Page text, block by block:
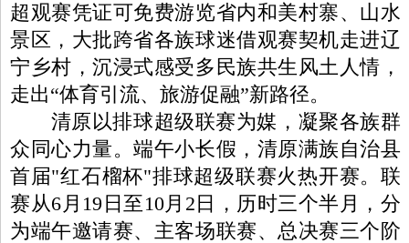
超观赛凭证可免费游览省内和美村寨、山水
景区，大批跨省各族球迷借观赛契机走进辽
宁乡村，沉浸式感受多民族共生风土人情，
走出“体育引流、旅游促融”新路径。
清原以排球超级联赛为媒，凝聚各族群
众同心力量。端午小长假，清原满族自治县
首届"红石榴杯"排球超级联赛火热开赛。联
赛从6月19日至10月2日，历时三个半月，分
为端午邀请赛、主客场联赛、总决赛三个阶